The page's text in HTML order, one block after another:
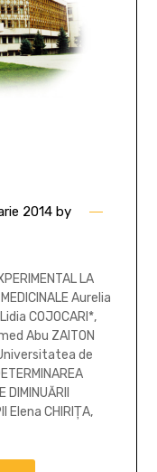
2014 by
LA
Aurelia
COJOCARI*,
Abu ZAITON
de
Elena CHIRIŢA,